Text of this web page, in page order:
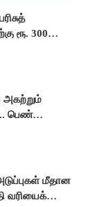
ரூ. 300
அகற்றும்
பெண்
மீதான
வரியைக்